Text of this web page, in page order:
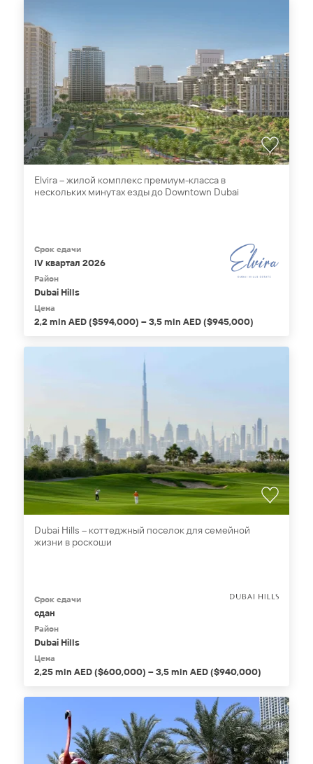
Elvira – жилой комплекс премиум-класса в
нескольких минутах езды до Downtown Dubai
Срок сдачи
IV квартал 2026
Район
Dubai Hills
Цена
2,2 mln AED ($594,000) – 3,5 mln AED ($945,000)
Dubai Hills – коттеджный поселок для семейной
жизни в роскоши
Срок сдачи
сдан
Район
Dubai Hills
Цена
2,25 mln AED ($600,000) – 3,5 mln AED ($940,000)